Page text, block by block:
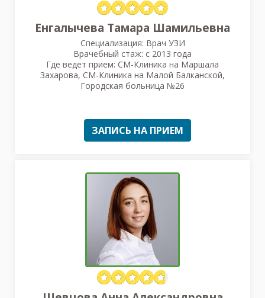
Енгалычева Тамара Шамильевна
Специализация: Врач УЗИ
Врачебный стаж: с 2013 года
Где ведет прием: СМ-Клиника на Маршала
Захарова, СМ-Клиника на Малой Балканской,
Городская больница №26
ЗАПИСЬ НА ПРИЕМ